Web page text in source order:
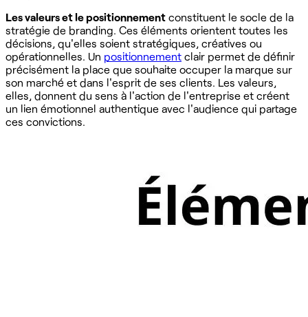
Les valeurs et le positionnement constituent le socle de la
stratégie de branding. Ces éléments orientent toutes les
décisions, qu'elles soient stratégiques, créatives ou
opérationnelles. Un positionnement clair permet de définir
précisément la place que souhaite occuper la marque sur
son marché et dans l'esprit de ses clients. Les valeurs,
elles, donnent du sens à l'action de l'entreprise et créent
un lien émotionnel authentique avec l'audience qui partage
ces convictions.